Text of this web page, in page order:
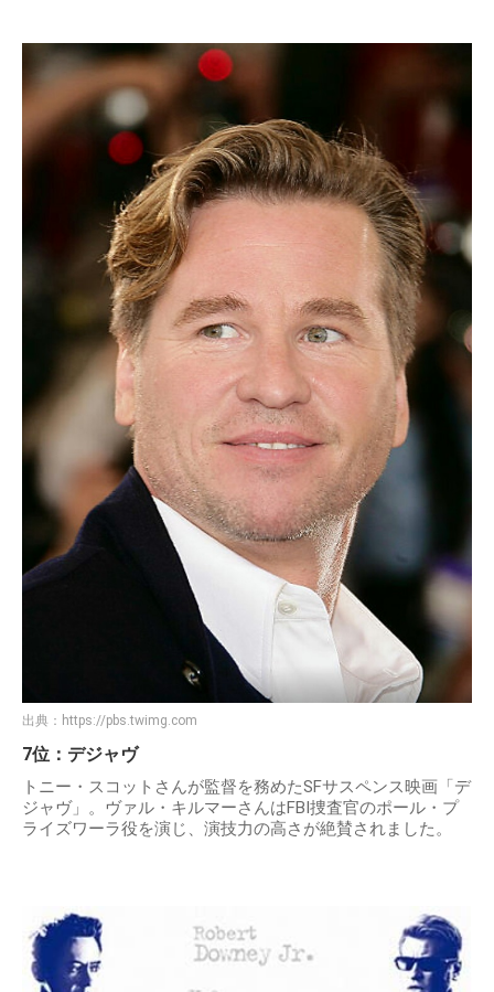
出典： https://pbs.twimg.com
7位：デジャヴ
トニー・スコットさんが監督を務めたSFサスペンス映画「デ
ジャヴ」。ヴァル・キルマーさんはFBI捜査官のポール・プ
ライズワーラ役を演じ、演技力の高さが絶賛されました。